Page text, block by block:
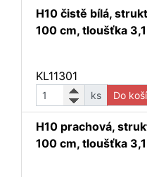
H10 čistě bílá,
100 cm, tloušťka
KL11301
ks Do
H10 prachová,
100 cm, tloušťka